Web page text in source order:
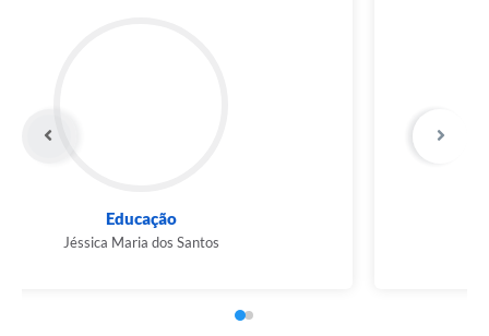
Jéssica Maria dos Santos